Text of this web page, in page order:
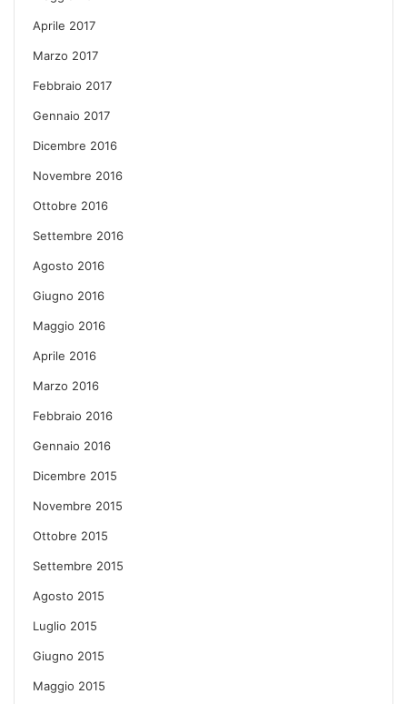
Aprile 2017
Marzo 2017
Febbraio 2017
Gennaio 2017
Dicembre 2016
Novembre 2016
Ottobre 2016
Settembre 2016
Agosto 2016
Giugno 2016
Maggio 2016
Aprile 2016
Marzo 2016
Febbraio 2016
Gennaio 2016
Dicembre 2015
Novembre 2015
Ottobre 2015
Settembre 2015
Agosto 2015
Luglio 2015
Giugno 2015
Maggio 2015